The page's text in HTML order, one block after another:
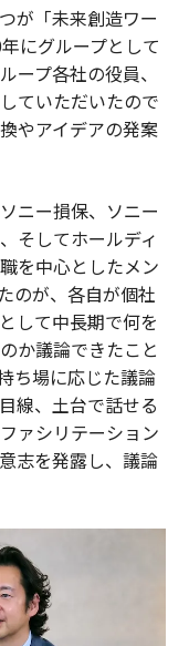
が「未来創造ワー
にグループとして
ープ各社の役員、
ていただいたので
やアイデアの発案
ニー損保、ソニー
そしてホールディ
を中心としたメン
のが、各自が個社
して中長期で何を
か議論できたこと
ち場に応じた議論
線、土台で話せる
ァシリテーション
志を発露し、議論